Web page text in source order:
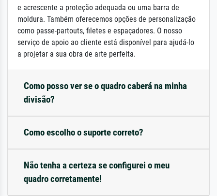
e acrescente a proteção adequada ou uma barra de
moldura. Também oferecemos opções de personalização
como passe-partouts, filetes e espaçadores. O nosso
serviço de apoio ao cliente está disponível para ajudá-lo
a projetar a sua obra de arte perfeita.
Como posso ver se o quadro caberá na minha
divisão?
Como escolho o suporte correto?
Não tenha a certeza se configurei o meu
quadro corretamente!